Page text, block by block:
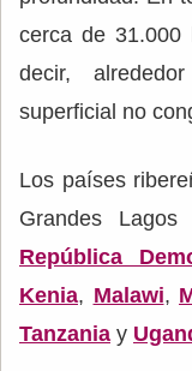
cerca de 31.000
decir,
superficial no
Los países
Grandes
República
Kenia, Malawi,
Tanzania y